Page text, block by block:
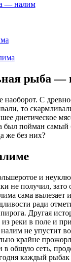
— налим
рыба —
С
то
диетическое
был пойман
же без них?
и
получил, зато
сама вылезает
ради
Другая
реки в поле и
не упустит
крайне
общую сеть,
каждый